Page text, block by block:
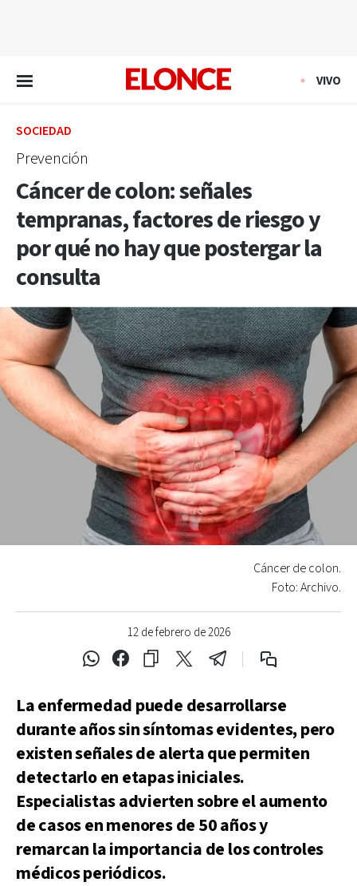
VIVO
SOCIEDAD
Prevención
Cáncer de colon: señales
tempranas, factores de riesgo y
por qué no hay que postergar la
consulta
12 de febrero de 2026
Cáncer de colon.
Foto: Archivo.
La enfermedad puede desarrollarse
durante años sin síntomas evidentes, pero
existen señales de alerta que permiten
detectarlo en etapas iniciales.
Especialistas advierten sobre el aumento
de casos en menores de 50 años y
remarcan la importancia de los controles
médicos periódicos.